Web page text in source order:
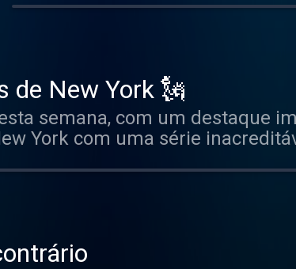
de New York 🗽
semana, com um destaque
York com uma série
os novos campeões.